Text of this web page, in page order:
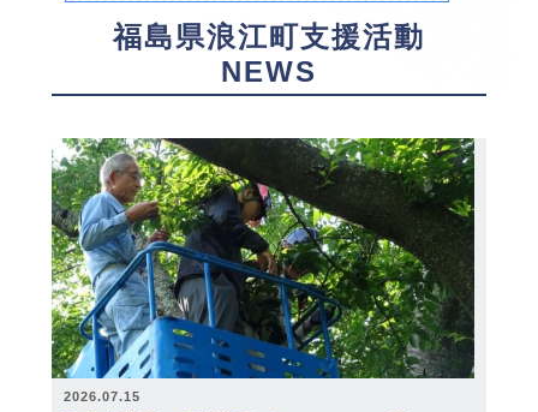
福島県浪江町支援活動
NEWS
2026.07.15